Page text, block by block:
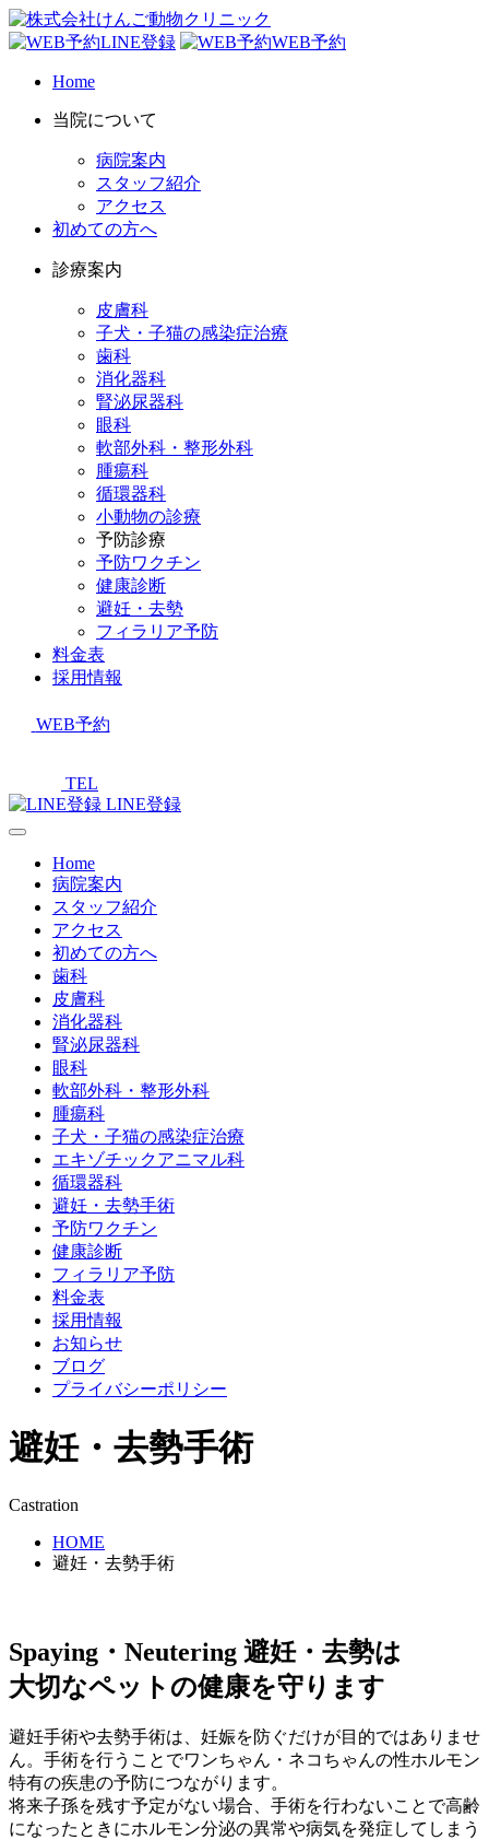
LINE登録 WEB予約
Home
当院について
病院案内
スタッフ紹介
アクセス
初めての方へ
診療案内
皮膚科
子犬・子猫の感染症治療
歯科
消化器科
腎泌尿器科
眼科
軟部外科・整形外科
腫瘍科
循環器科
小動物の診療
予防診療
予防ワクチン
健康診断
避妊・去勢
フィラリア予防
料金表
採用情報
WEB予約
TEL
LINE登録
Home
病院案内
スタッフ紹介
アクセス
初めての方へ
歯科
皮膚科
消化器科
腎泌尿器科
眼科
軟部外科・整形外科
腫瘍科
子犬・子猫の感染症治療
エキゾチックアニマル科
循環器科
避妊・去勢手術
予防ワクチン
健康診断
フィラリア予防
料金表
採用情報
お知らせ
ブログ
プライバシーポリシー
避妊・去勢手術
Castration
HOME
避妊・去勢手術
Spaying・Neutering 避妊・去勢は
大切なペットの健康を守ります
避妊手術や去勢手術は、妊娠を防ぐだけが目的ではありませ
ん。手術を行うことでワンちゃん・ネコちゃんの性ホルモン
特有の疾患の予防につながります。
将来子孫を残す予定がない場合、手術を行わないことで高齢
になったときにホルモン分泌の異常や病気を発症してしまう